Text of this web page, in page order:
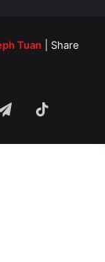
Tuan | Share
Telegram